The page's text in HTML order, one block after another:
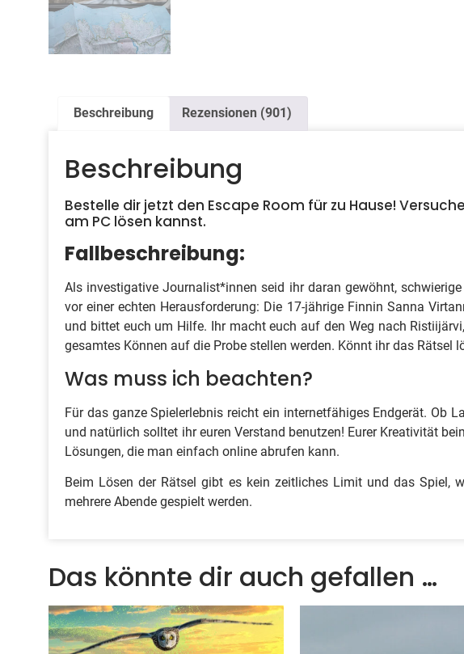
Beschreibung Rezensionen (901)
Beschreibung
Bestelle dir jetzt den Escape Room für zu Hause!
am PC lösen kannst.
Fallbeschreibung:
Als investigative Journalist*innen seid ihr daran gewöhnt,
vor einer echten Herausforderung: Die 17-jährige Finnin Sanna
und bittet euch um Hilfe. Ihr macht euch auf den Weg nach
gesamtes Können auf die Probe stellen werden. Könnt ihr das Rätsel
Was muss ich beachten?
Für das ganze Spielerlebnis reicht ein internetfähiges Endgerät. Ob
und natürlich solltet ihr euren Verstand benutzen! Eurer Kreativität
Lösungen, die man einfach online abrufen kann.
Beim Lösen der Rätsel gibt es kein zeitliches Limit und das Spiel,
mehrere Abende gespielt werden.
Das könnte dir auch gefallen …